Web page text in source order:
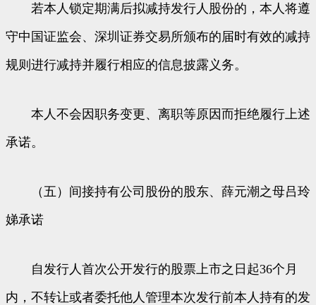
若本人锁定期满后拟减持发行人股份的，本人将遵
守中国证监会、深圳证券交易所颁布的届时有效的减持
规则进行减持并履行相应的信息披露义务。
本人不会因职务变更、离职等原因而拒绝履行上述
承诺。
（五）间接持有公司股份的股东、薛元潮之母吕玲
娣承诺
自发行人首次公开发行的股票上市之日起36个月
内，不转让或者委托他人管理本次发行前本人持有的发